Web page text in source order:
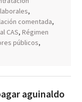
,
comentada,
CAS, Régimen
públicos,
aguinaldo